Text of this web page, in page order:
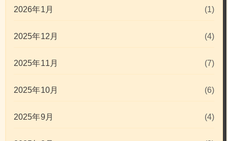
2026年1月 (1)
2025年12月 (4)
2025年11月 (7)
2025年10月 (6)
2025年9月 (4)